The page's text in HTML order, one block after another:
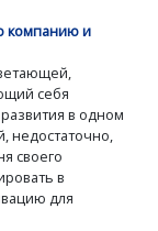
компанию и
себя
в одном
недостаточно,
своего
в
для